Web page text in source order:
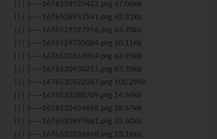
| | | ├──1676528920423.png 47.06kb
| | | ├──1676528953541.png 43.81kb
| | | ├──1676529527956.png 63.70kb
| | | ├──1676529735084.png 60.11kb
| | | ├──1676530163014.png 63.95kb
| | | ├──1676530430211.png 63.35kb
| | | ├──1676530522367.png 100.29kb
| | | ├──1676532388709.png 14.64kb
| | | ├──1676532454698.png 58.67kb
| | | ├──1676532497681.png 23.60kb
| | | ├──1676532536968.png 13.16kb